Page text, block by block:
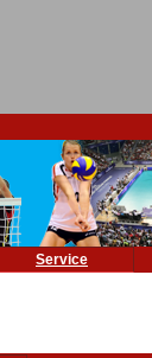
Service